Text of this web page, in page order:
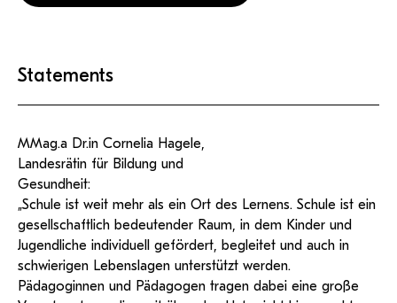
Statements
MMag.a Dr.in Cornelia Hagele,
Landesrätin für Bildung und
Gesundheit:
„Schule ist weit mehr als ein Ort des Lernens. Schule ist ein
gesellschaftlich bedeutender Raum, in dem Kinder und
Jugendliche individuell gefördert, begleitet und auch in
schwierigen Lebenslagen unterstützt werden.
Pädagoginnen und Pädagogen tragen dabei eine große